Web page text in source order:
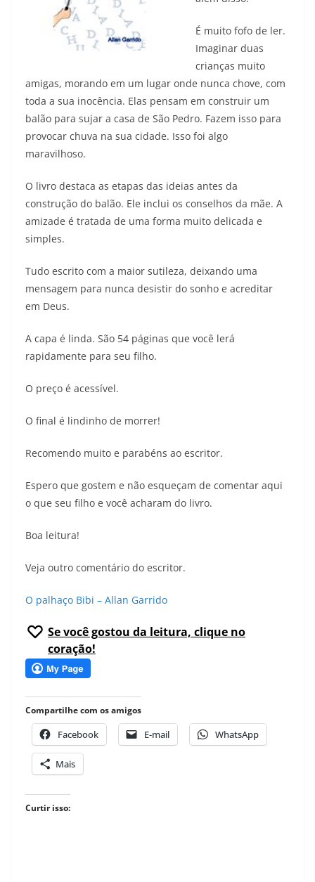
É muito fofo de ler.
Imaginar duas
crianças muito
amigas, morando em um lugar onde nunca chove, com
toda a sua inocência. Elas pensam em construir um
balão para sujar a casa de São Pedro. Fazem isso para
provocar chuva na sua cidade. Isso foi algo
maravilhoso.
O livro destaca as etapas das ideias antes da
construção do balão. Ele inclui os conselhos da mãe. A
amizade é tratada de uma forma muito delicada e
simples.
Tudo escrito com a maior sutileza, deixando uma
mensagem para nunca desistir do sonho e acreditar
em Deus.
A capa é linda. São 54 páginas que você lerá
rapidamente para seu filho.
O preço é acessível.
O final é lindinho de morrer!
Recomendo muito e parabéns ao escritor.
Espero que gostem e não esqueçam de comentar aqui
o que seu filho e você acharam do livro.
Boa leitura!
Veja outro comentário do escritor.
O palhaço Bibi – Allan Garrido
Se você gostou da leitura, clique no
coração!
Compartilhe com os amigos
Facebook E-mail WhatsApp
Mais
Curtir isso: